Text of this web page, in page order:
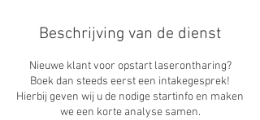
Beschrijving van de dienst
Nieuwe klant voor opstart laserontharing?
Boek dan steeds eerst een intakegesprek!
Hierbij geven wij u de nodige startinfo en maken
we een korte analyse samen.